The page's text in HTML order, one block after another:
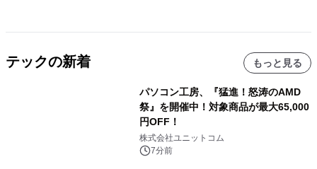
テックの新着 もっと見る
パソコン工房、『猛進！怒涛のAMD
祭』を開催中！対象商品が最大65,000
円OFF！
株式会社ユニットコム
7分前